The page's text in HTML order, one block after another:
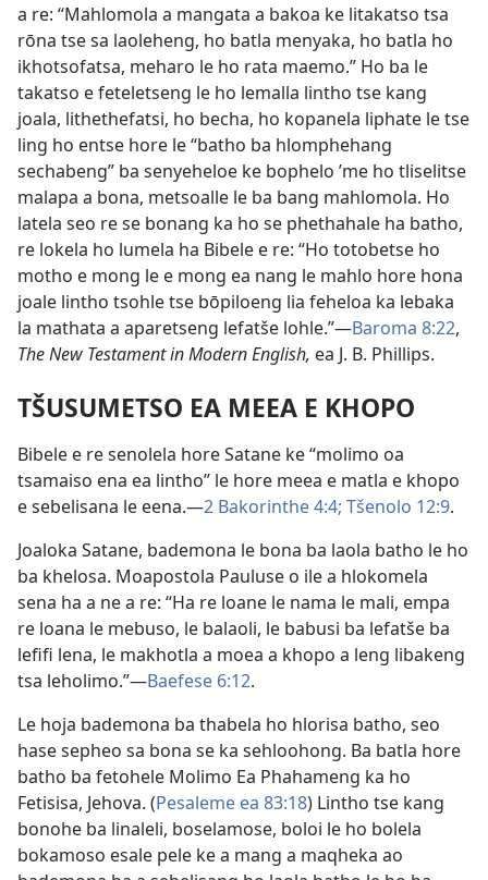
a re: “Mahlomola a mangata a bakoa ke litakatso tsa
rōna tse sa laoleheng, ho batla menyaka, ho batla ho
ikhotsofatsa, meharo le ho rata maemo.” Ho ba le
takatso e feteletseng le ho lemalla lintho tse kang
joala, lithethefatsi, ho becha, ho kopanela liphate le tse
ling ho entse hore le “batho ba hlomphehang
sechabeng” ba senyeheloe ke bophelo ’me ho tliselitse
malapa a bona, metsoalle le ba bang mahlomola. Ho
latela seo re se bonang ka ho se phethahale ha batho,
re lokela ho lumela ha Bibele e re: “Ho totobetse ho
motho e mong le e mong ea nang le mahlo hore hona
joale lintho tsohle tse bōpiloeng lia feheloa ka lebaka
la mathata a aparetseng lefatše lohle.”—Baroma 8:22,
The New Testament in Modern English, ea J. B. Phillips.
TŠUSUMETSO EA MEEA E KHOPO
Bibele e re senolela hore Satane ke “molimo oa
tsamaiso ena ea lintho” le hore meea e matla e khopo
e sebelisana le eena.—2 Bakorinthe 4:4; Tšenolo 12:9.
Joaloka Satane, bademona le bona ba laola batho le ho
ba khelosa. Moapostola Pauluse o ile a hlokomela
sena ha a ne a re: “Ha re loane le nama le mali, empa
re loana le mebuso, le balaoli, le babusi ba lefatše ba
lefifi lena, le makhotla a moea a khopo a leng libakeng
tsa leholimo.”—Baefese 6:12.
Le hoja bademona ba thabela ho hlorisa batho, seo
hase sepheo sa bona se ka sehloohong. Ba batla hore
batho ba fetohele Molimo Ea Phahameng ka ho
Fetisisa, Jehova. (Pesaleme ea 83:18) Lintho tse kang
bonohe ba linaleli, boselamose, boloi le ho bolela
bokamoso esale pele ke a mang a maqheka ao